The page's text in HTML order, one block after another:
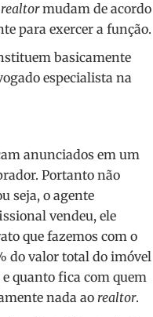
realtormudam de acordo
para exercer a função.
basicamente
especialista na
anunciados em um
Portanto não
seja, o agente
vendeu, ele
que fazemos com o
do valor total do imóvel
quanto fica com quem
nada aorealtor.